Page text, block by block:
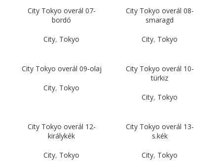
City Tokyo overál 07-
bordó
City, Tokyo
City Tokyo overál 08-
smaragd
City, Tokyo
City Tokyo overál 09-olaj
City, Tokyo
City Tokyo overál 10-
türkiz
City, Tokyo
City Tokyo overál 12-
királykék
City, Tokyo
City Tokyo overál 13-
s.kék
City, Tokyo